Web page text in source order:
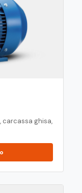
carcassa ghisa,